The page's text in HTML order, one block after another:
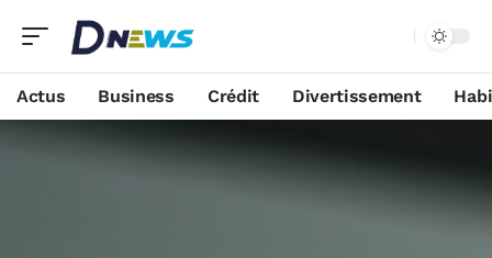
Actus Business Crédit Divertissement